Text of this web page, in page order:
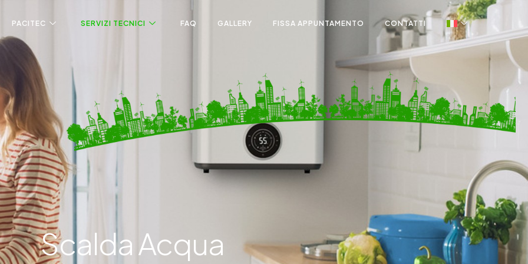
PACITEC SERVIZI TECNICI FAQ GALLERY FISSA APPUNTAMENTO CONTATTI
Scalda Acqua